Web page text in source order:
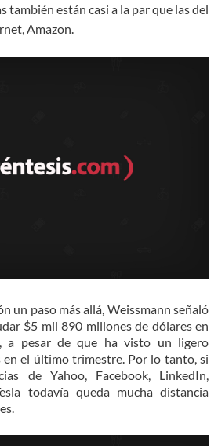
también están casi a la par que las del
Amazon.
un paso más allá, Weissmann señaló
$5 mil 890 millones de dólares en
a pesar de que ha visto un ligero
en el último trimestre.Por lo tanto, si
de Yahoo, Facebook, LinkedIn,
todavía queda mucha distancia